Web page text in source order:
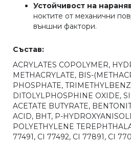
Устойчивост на
ноктите от механични
външни фактори.
Състав:
ACRYLATES COPOLYMER,
METHACRYLATE, BIS-
PHOSPHATE,
DITOLYLPHOSPHINE OXIDE,
ACETATE BUTYRATE,
ACID, BHT, P-
POLYETHYLENE
77491, CI 77492, CI 77891, CI